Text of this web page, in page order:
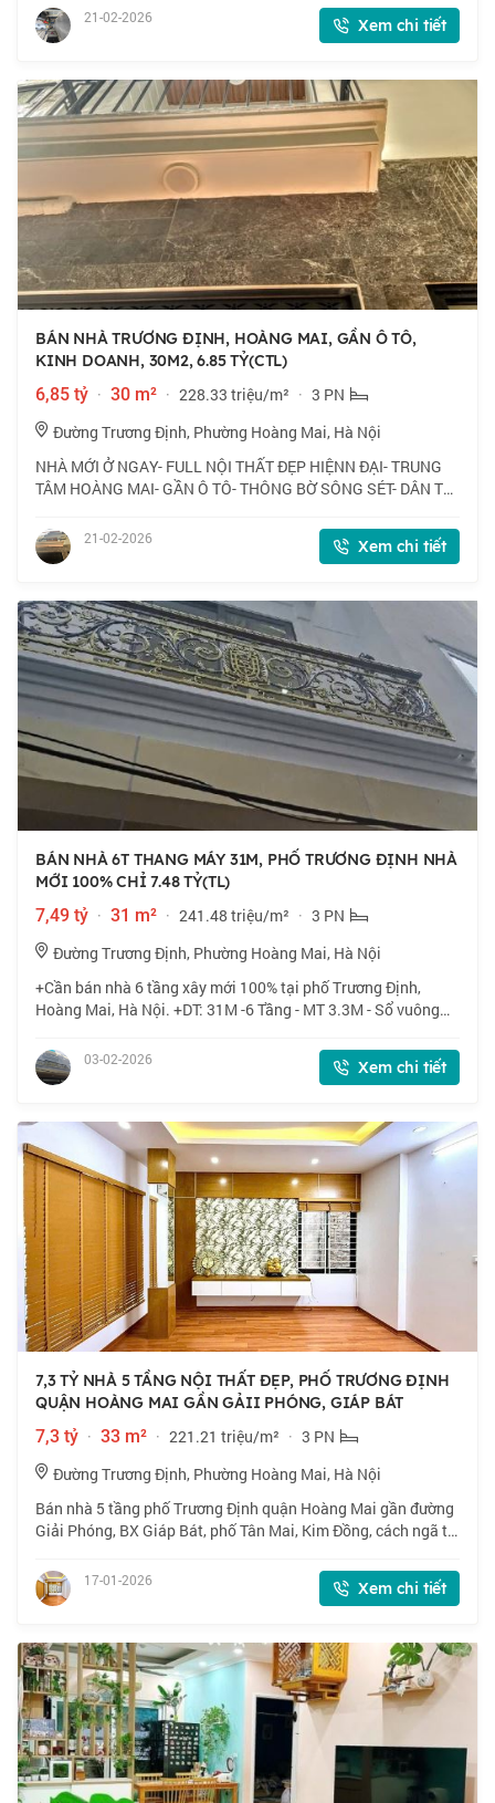
năng sử dụng Tầng 1 phòng khách, bếp, phò
21-02-2026 Xem chi tiết
BÁN NHÀ TRƯƠNG ĐỊNH, HOÀNG MAI, GẦN Ô TÔ,
KINH DOANH, 30M2, 6.85 TỶ(CTL)
6,85 tỷ · 30 m² · 228.33 triệu/m² · 3 PN
Đường Trương Định, Phường Hoàng Mai, Hà Nội
NHÀ MỚI Ở NGAY- FULL NỘI THẤT ĐẸP HIỆNN ĐẠI- TRUNG
TÂM HOÀNG MAI- GẦN Ô TÔ- THÔNG BỜ SÔNG SÉT- DÂN TRÍ
năng sử dụng Tầng 1 phòng khách, bếp, phò
21-02-2026 Xem chi tiết
BÁN NHÀ 6T THANG MÁY 31M, PHỐ TRƯƠNG ĐỊNH NHÀ
MỚI 100% CHỈ 7.48 TỶ(TL)
7,49 tỷ · 31 m² · 241.48 triệu/m² · 3 PN
Đường Trương Định, Phường Hoàng Mai, Hà Nội
+Cần bán nhà 6 tầng xây mới 100% tại phố Trương Định,
Hoàng Mai, Hà Nội. +DT: 31M -6 Tầng - MT 3.3M - Sổ vuông
khu vực: Tiện ích đầy đủ m
03-02-2026 Xem chi tiết
7,3 TỶ NHÀ 5 TẦNG NỘI THẤT ĐẸP, PHỐ TRƯƠNG ĐỊNH
QUẬN HOÀNG MAI GẦN GẢII PHÓNG, GIÁP BÁT
7,3 tỷ · 33 m² · 221.21 triệu/m² · 3 PN
Đường Trương Định, Phường Hoàng Mai, Hà Nội
Bán nhà 5 tầng phố Trương Định quận Hoàng Mai gần đường
Giải Phóng, BX Giáp Bát, phố Tân Mai, Kim Đồng, cách ngã tư
thông thuận tiện, tiện íc
17-01-2026 Xem chi tiết